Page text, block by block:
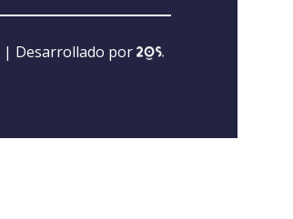
| Desarrollado por